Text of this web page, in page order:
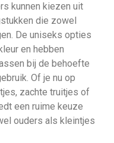
kunnen kiezen uit
die zowel
De uniseks opties
en hebben
bij de behoefte
Of je nu op
zachte truitjes of
een ruime keuze
ouders als kleintjes